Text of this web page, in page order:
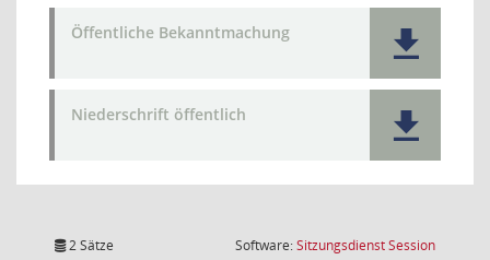
Öffentliche Bekanntmachung
Niederschrift öffentlich
2 Sätze Software:SitzungsdienstSession(Wird in